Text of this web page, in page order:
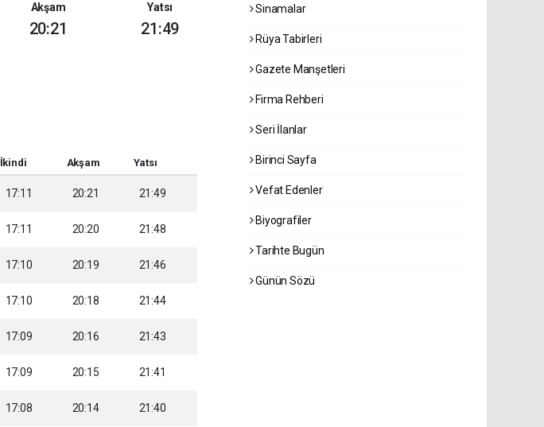
Akşam
20:21
Yatsı
21:49
İkindi Akşam Yatsı
17:11 20:21 21:49
17:11 20:20 21:48
17:10 20:19 21:46
17:10 20:18 21:44
17:09 20:16 21:43
17:09 20:15 21:41
17:08 20:14 21:40
Sinamalar
Rüya Tabirleri
Gazete Manşetleri
Firma Rehberi
Seri İlanlar
Birinci Sayfa
Vefat Edenler
Biyografiler
Tarihte Bugün
Günün Sözü